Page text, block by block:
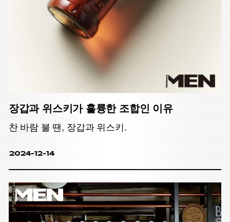
장갑과 위스키가 훌륭한 조합인 이유
찬 바람 불 땐, 장갑과 위스키.
2024-12-14